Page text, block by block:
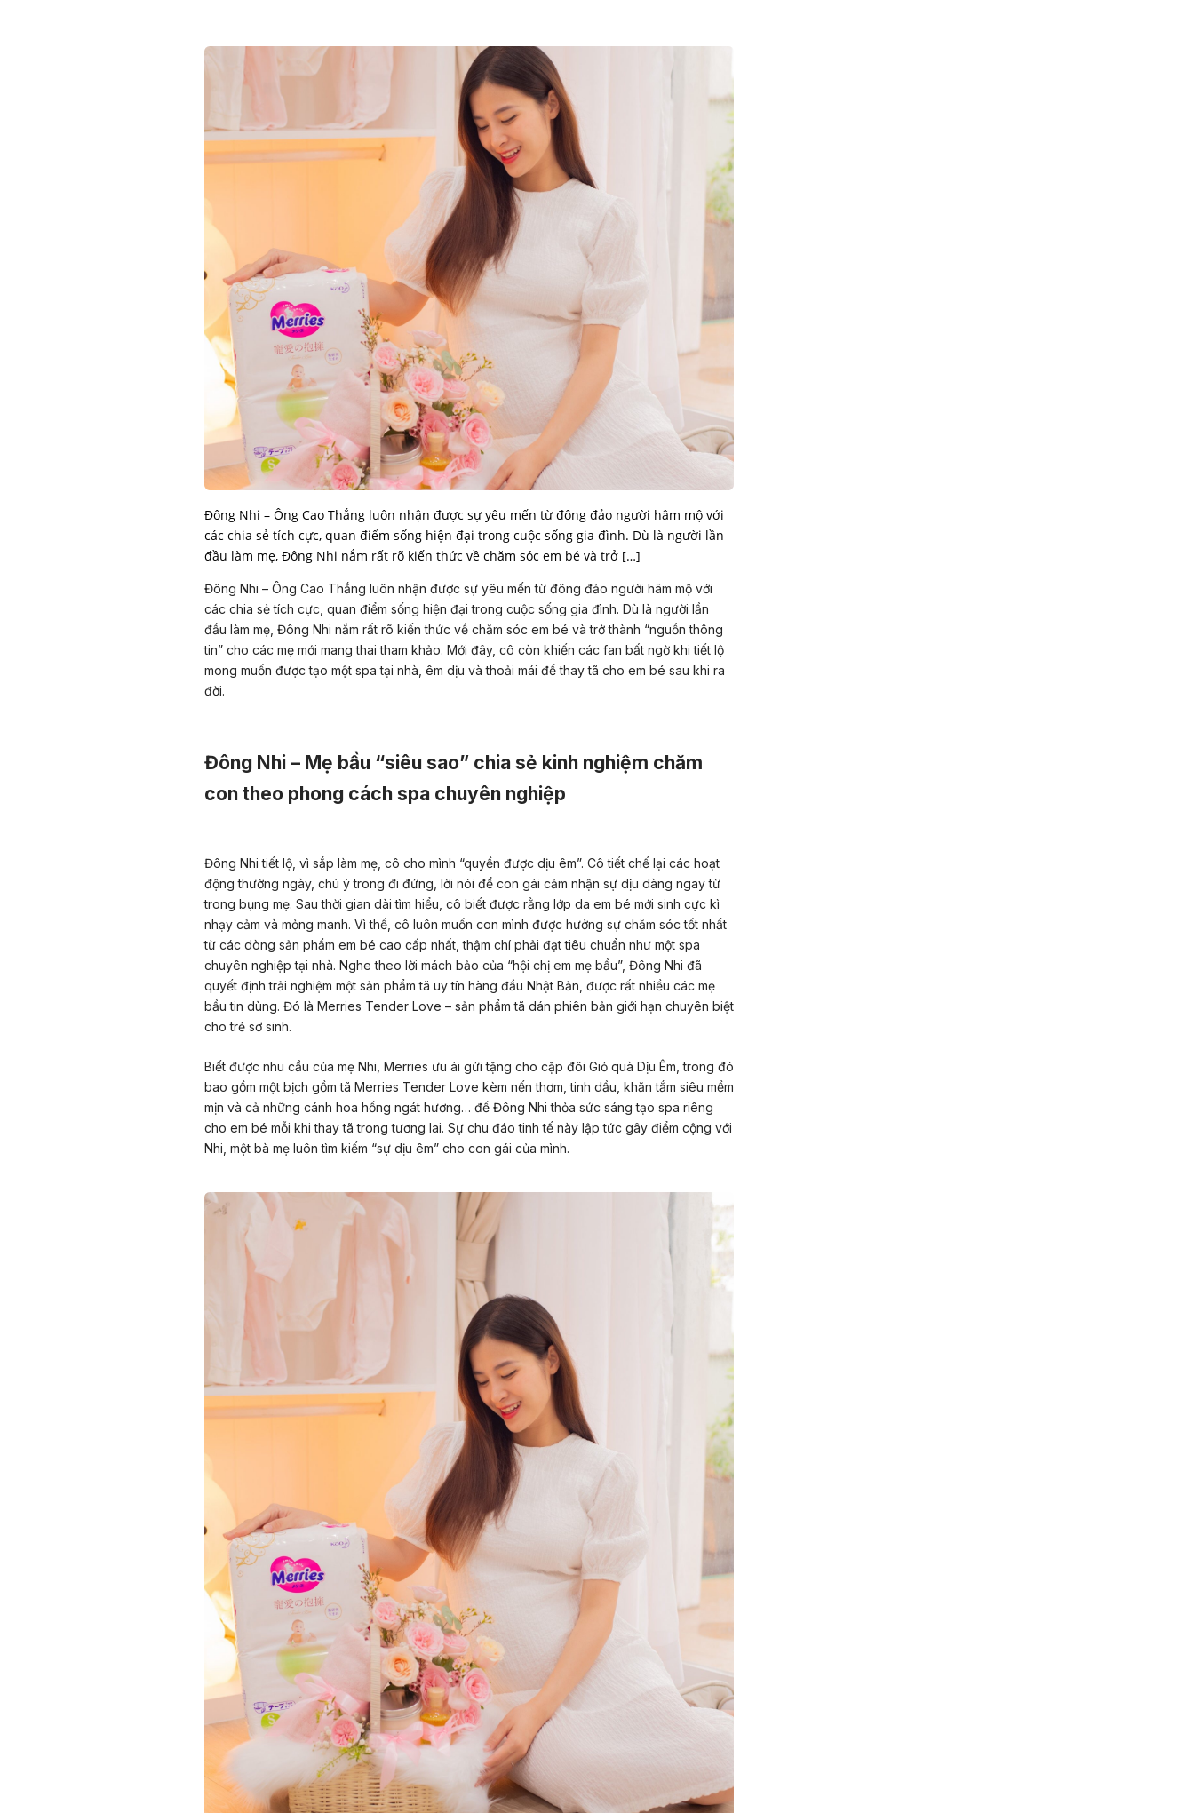
Đông Nhi – Ông Cao Thắng luôn nhận được sự yêu mến từ đông đảo người hâm mộ với
các chia sẻ tích cực, quan điểm sống hiện đại trong cuộc sống gia đình. Dù là người lần
đầu làm mẹ, Đông Nhi nắm rất rõ kiến thức về chăm sóc em bé và trở […]
Đông Nhi – Ông Cao Thắng luôn nhận được sự yêu mến từ đông đảo người hâm mộ với
các chia sẻ tích cực, quan điểm sống hiện đại trong cuộc sống gia đình. Dù là người lần
đầu làm mẹ, Đông Nhi nắm rất rõ kiến thức về chăm sóc em bé và trở thành “nguồn thông
tin” cho các mẹ mới mang thai tham khảo. Mới đây, cô còn khiến các fan bất ngờ khi tiết lộ
mong muốn được tạo một spa tại nhà, êm dịu và thoải mái để thay tã cho em bé sau khi ra
đời.
Đông Nhi – Mẹ bầu “siêu sao” chia sẻ kinh nghiệm chăm
con theo phong cách spa chuyên nghiệp
Đông Nhi tiết lộ, vì sắp làm mẹ, cô cho mình “quyền được dịu êm”. Cô tiết chế lại các hoạt
động thường ngày, chú ý trong đi đứng, lời nói để con gái cảm nhận sự dịu dàng ngay từ
trong bụng mẹ. Sau thời gian dài tìm hiểu, cô biết được rằng lớp da em bé mới sinh cực kì
nhạy cảm và mỏng manh. Vì thế, cô luôn muốn con mình được hưởng sự chăm sóc tốt nhất
từ các dòng sản phẩm em bé cao cấp nhất, thậm chí phải đạt tiêu chuẩn như một spa
chuyên nghiệp tại nhà. Nghe theo lời mách bảo của “hội chị em mẹ bầu”, Đông Nhi đã
quyết định trải nghiệm một sản phẩm tã uy tín hàng đầu Nhật Bản, được rất nhiều các mẹ
bầu tin dùng. Đó là Merries Tender Love – sản phẩm tã dán phiên bản giới hạn chuyên biệt
chotrẻ sơ sinh.
Biết được nhu cầu của mẹ Nhi, Merries ưu ái gửi tặng cho cặp đôi Giỏ quà Dịu Êm, trong đó
bao gồm một bịch gồm tã Merries Tender Love kèm nến thơm, tinh dầu, khăn tắm siêu mềm
mịn và cả những cánh hoa hồng ngát hương… để Đông Nhi thỏa sức sáng tạo spa riêng
cho em bé mỗi khi thay tã trong tương lai. Sự chu đáo tinh tế này lập tức gây điểm cộng với
Nhi, một bà mẹ luôn tìm kiếm “sự dịu êm” cho con gái của mình.